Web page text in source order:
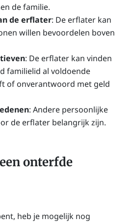
de familie.
de erflater: De erflater kan
willen bevoordelen boven
: De erflater kan vinden
familielid al voldoende
of onverantwoord met geld
: Andere persoonlijke
de erflater belangrijk zijn.
onterfde
heb je mogelijk nog